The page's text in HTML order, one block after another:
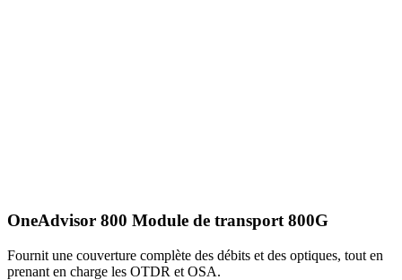
OneAdvisor 800 Module de transport 800G
Fournit une couverture complète des débits et des optiques, tout en
prenant en charge les OTDR et OSA.